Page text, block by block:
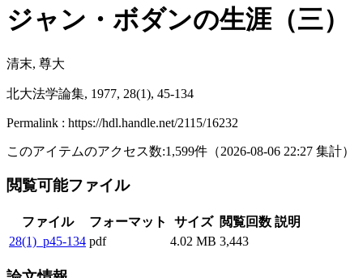
ジャン・ボダンの生涯（三）
清末, 尊大
北大法学論集, 1977, 28(1), 45-134
Permalink : https://hdl.handle.net/2115/16232
このアイテムのアクセス数:1,599件 （2026-08-06 22:27 集計）
閲覧可能ファイル
ファイル フォーマット サイズ 閲覧回数 説明
28(1)_p45-134 pdf 4.02 MB 3,443